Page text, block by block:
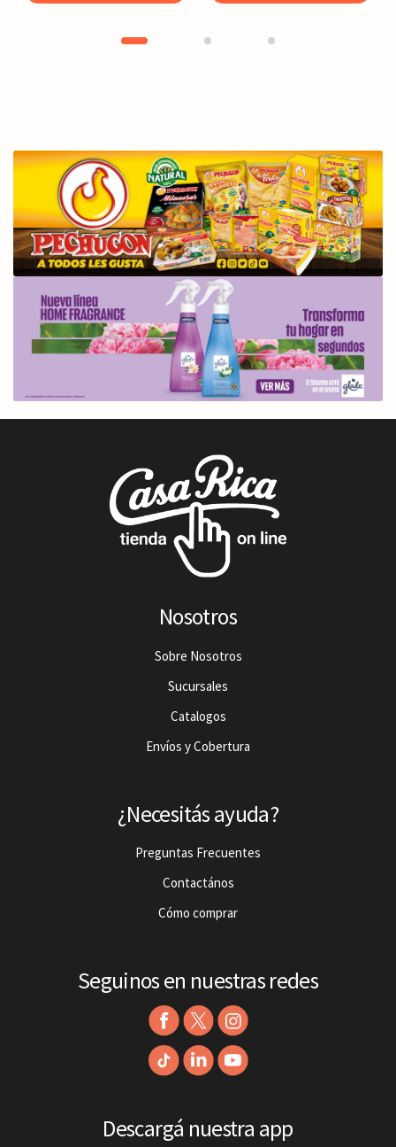
Nosotros
Sobre Nosotros
Sucursales
Catalogos
Envíos y Cobertura
¿Necesitás ayuda?
Preguntas Frecuentes
Contactános
Cómo comprar
Seguinos en nuestras redes
Descargá nuestra app